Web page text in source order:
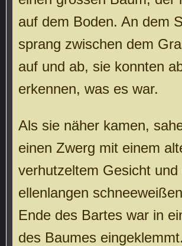
auf dem Boden. An dem
sprang zwischen dem
auf und ab, sie konnten
erkennen, was es war.
Als sie näher kamen,
einen Zwerg mit einem
verhutzeltem Gesicht und
ellenlangen
Ende des Bartes war in
des Baumes